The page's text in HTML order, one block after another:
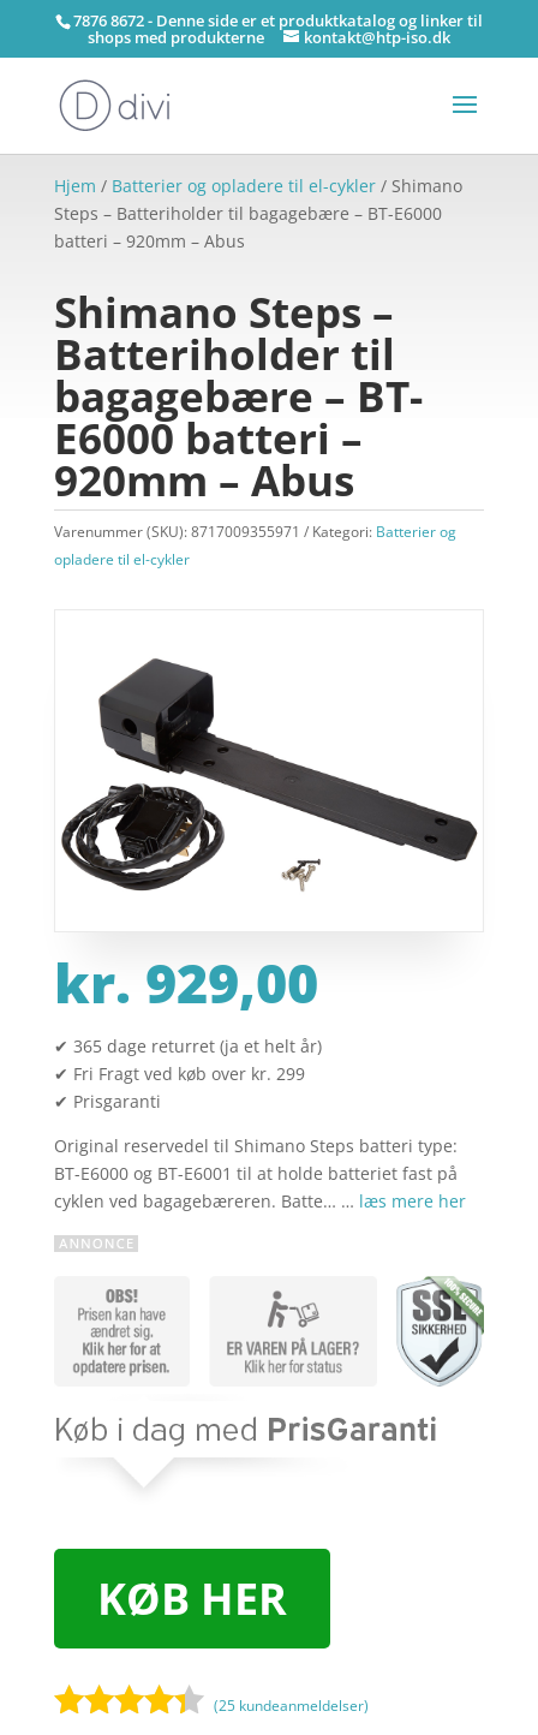
7876 8672 - Denne side er et produktkatalog og linker til
shops med produkterne kontakt@htp-iso.dk
Hjem / Batterier og opladere til el-cykler/ Shimano
Steps – Batteriholder til bagagebære – BT-E6000
batteri – 920mm – Abus
Shimano Steps –
Batteriholder til
bagagebære – BT-
E6000 batteri –
920mm – Abus
Varenummer (SKU):8717009355971 Kategori: Batterier og
opladere til el-cykler
kr. 929,00
✔ 365 dage returret (ja et helt år)
✔ Fri Fragt ved køb over kr. 299
✔ Prisgaranti
Original reservedel til Shimano Steps batteri type:
BT-E6000 og BT-E6001 til at holde batteriet fast på
cyklen ved bagagebæreren. Batte… … læs mere her
KØB HER
(25 kundeanmeldelser)